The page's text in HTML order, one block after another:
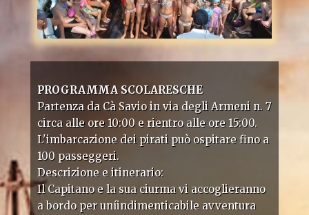
PROGRAMMA SCOLARESCHE
Partenza da Cà Savio in via degli Armeni n. 7
circa alle ore 10:00 e rientro alle ore 15:00.
L'imbarcazione dei pirati può ospitare fino a
100 passeggeri.
Descrizione e itinerario:
Il Capitano e la sua ciurma vi accoglieranno
a bordo per uníindimenticabile avventura